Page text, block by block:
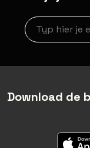
Nieuwsbrief
Download de